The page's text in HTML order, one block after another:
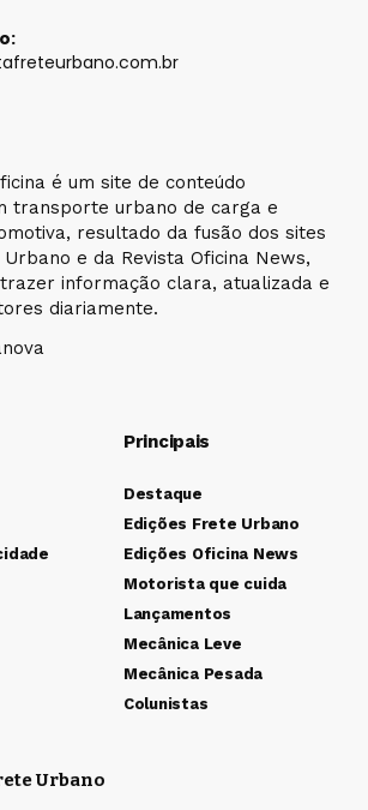
é um site de conteúdo
transporte urbano de carga e
resultado da fusão dos sites
e da Revista Oficina News,
informação clara, atualizada e
diariamente.
Principais
Destaque
Edições Frete Urbano
Edições Oficina News
Motorista que cuida
Lançamentos
Mecânica Leve
Mecânica Pesada
Colunistas
Urbano